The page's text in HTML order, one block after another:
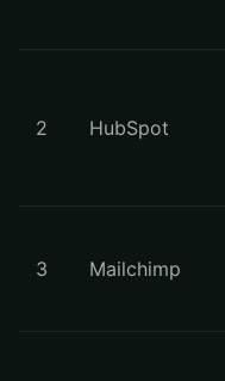
2 HubSpot
3 Mailchimp